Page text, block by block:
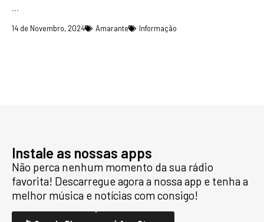
...
14 de Novembro, 2024 Amarante Informação
Instale as nossas apps
Não perca nenhum momento da sua rádio
favorita! Descarregue agora a nossa app e tenha a
melhor música e notícias com consigo!